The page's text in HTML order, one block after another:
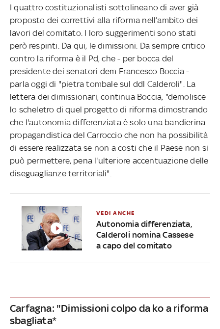
I quattro costituzionalisti sottolineano di aver già
proposto dei correttivi alla riforma nell’ambito dei
lavori del comitato. I loro suggerimenti sono stati
però respinti. Da qui, le dimissioni. Da sempre critico
contro la riforma è il Pd, che - per bocca del
presidente dei senatori dem Francesco Boccia -
parla oggi di "pietra tombale sul ddl Calderoli". La
lettera dei dimissionari, continua Boccia, "demolisce
lo scheletro di quel progetto di riforma dimostrando
che l'autonomia differenziata è solo una bandierina
propagandistica del Carroccio che non ha possibilità
di essere realizzata se non a costi che il Paese non si
può permettere, pena l'ulteriore accentuazione delle
diseguaglianze territoriali".
VEDI ANCHE
Autonomia differenziata,
Calderoli nomina Cassese
a capo del comitato
Carfagna: "Dimissioni colpo da ko a riforma
sbagliata*